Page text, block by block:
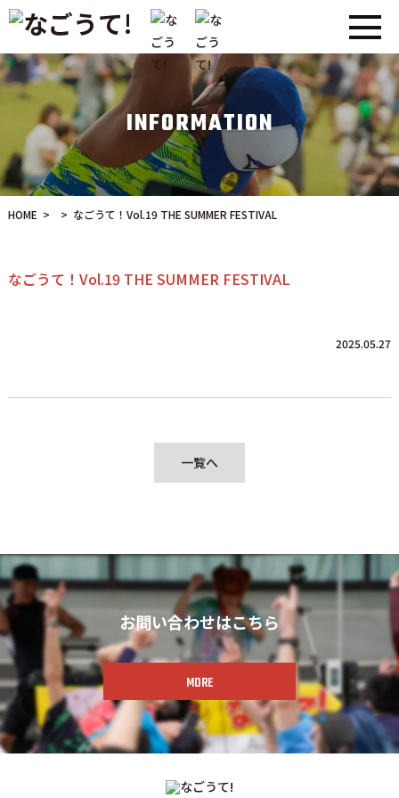
INFORMATION
HOME > > なごうて！Vol.19 THE SUMMER FESTIVAL
なごうて！Vol.19 THE SUMMER FESTIVAL
2025.05.27
一覧へ
お問い合わせはこちら
MORE